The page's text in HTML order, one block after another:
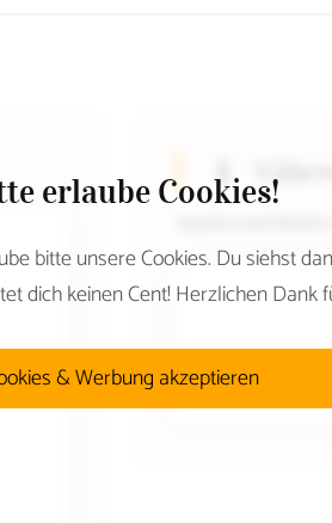
Kalorien
erlaube Cookies!
bitte unsere Cookies. Du siehst
dich keinen Cent! Herzlichen Dank
& Werbung akzeptieren